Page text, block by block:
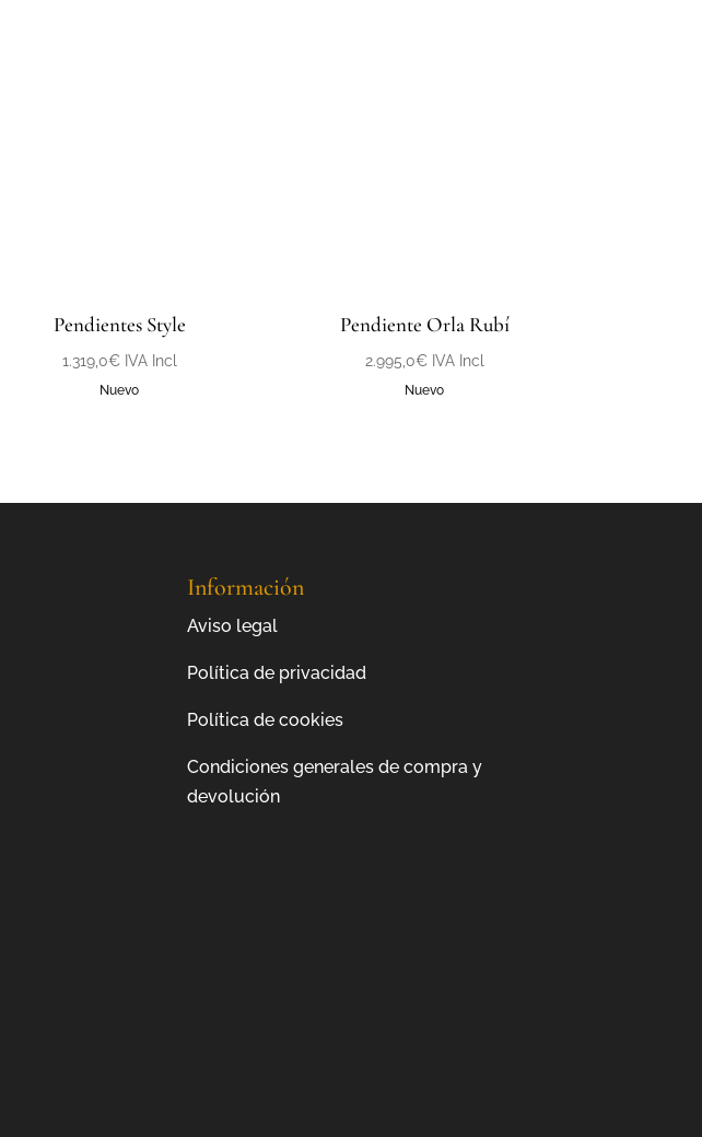
Pendientes Style
1.319,0€ IVA Incl
Nuevo
Pendiente Orla Rubí
2.995,0€ IVA Incl
Nuevo
Información
Aviso legal
Política de privacidad
Política de cookies
Condiciones generales de compra y
devolución